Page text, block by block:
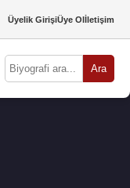
Üyelik GirişiÜye Olİletişim
Ara